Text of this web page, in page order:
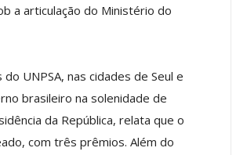
a articulação do Ministério do
UNPSA, nas cidades de Seul e
brasileiro na solenidade de
da República, relata que o
com três prêmios. Além do
Conheça Opções Do Clube De
IMPRENSA